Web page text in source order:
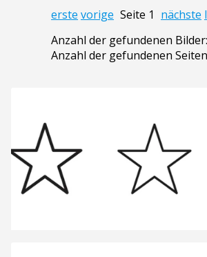
erste vorige Seite 1 nächste
Anzahl der gefundenen
Anzahl der gefundenen